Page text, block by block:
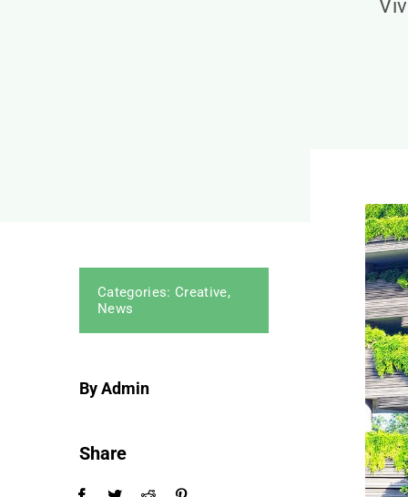
Categories: Creative,
News
By Admin
Share